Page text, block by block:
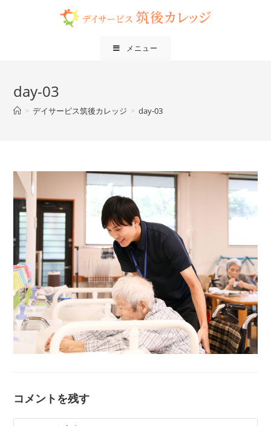
メニュー
day-03
> デイサービス筑後カレッジ > day-03
コメントを残す